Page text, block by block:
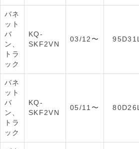
バネ
ット
バ
ン、
トラ
ック
KQ-
SKF2VN
03/12〜 95D31L
バネ
ット
バ
ン、
トラ
ック
KQ-
SKF2VN
05/11〜 80D26L